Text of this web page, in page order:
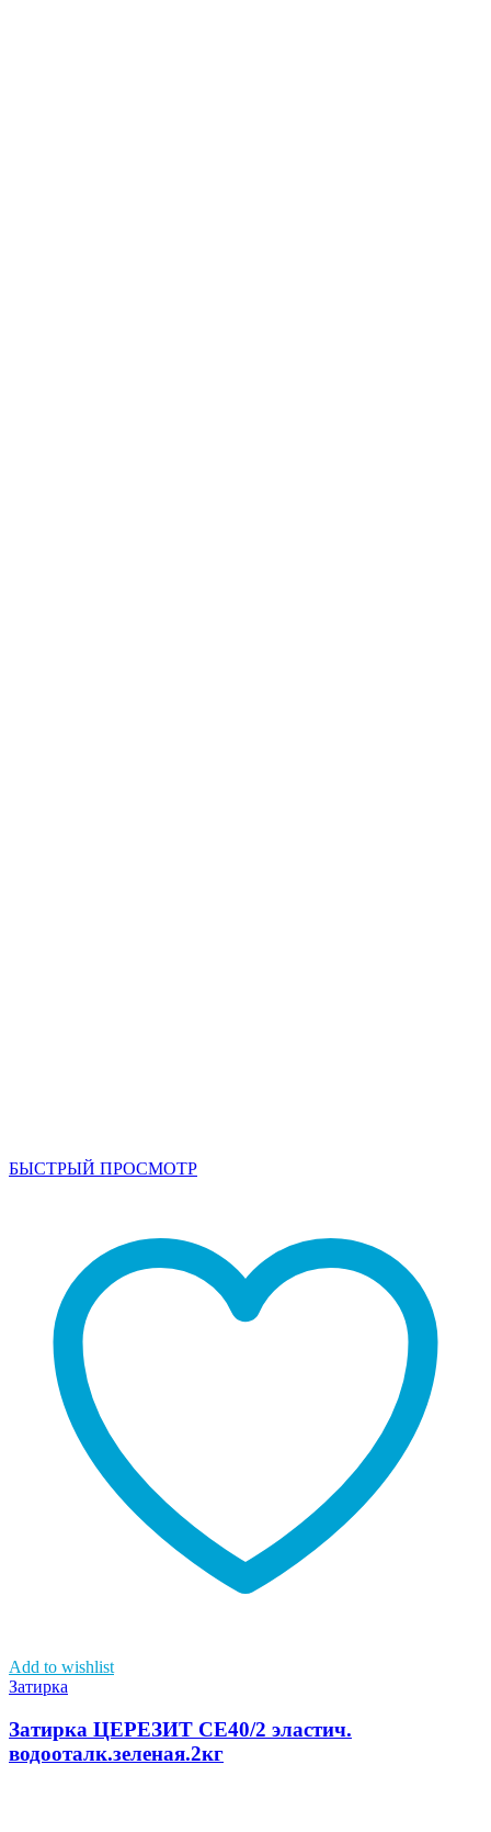
БЫСТРЫЙ ПРОСМОТР
Add to wishlist
Затирка
Затирка ЦЕРЕЗИТ СЕ40/2 эластич.
водооталк.зеленая.2кг